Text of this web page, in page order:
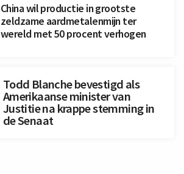
China wil productie in grootste
zeldzame aardmetalenmijn ter
wereld met 50 procent verhogen
Todd Blanche bevestigd als
Amerikaanse minister van
Justitie na krappe stemming in
de Senaat